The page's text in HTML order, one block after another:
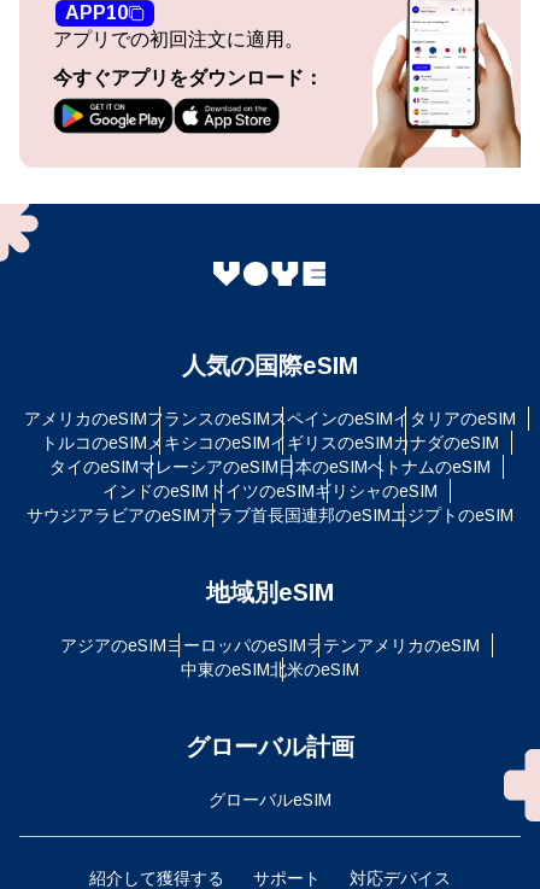
APP10
アプリでの初回注文に適用。
今すぐアプリをダウンロード：
人気の国際eSIM
アメリカのeSIMフランスのeSIMスペインのeSIMイタリアのeSIM
トルコのeSIM メキシコのeSIMイギリスのeSIMカナダのeSIM
タイのeSIMマレーシアのeSIM日本のeSIMベトナムのeSIM
インドのeSIM ドイツのeSIMギリシャのeSIM
サウジアラビアのeSIMアラブ首長国連邦のeSIMエジプトのeSIM
地域別eSIM
アジアのeSIMヨーロッパのeSIMラテンアメリカのeSIM
中東のeSIM北米のeSIM
グローバル計画
グローバルeSIM
紹介して獲得する サポート 対応デバイス